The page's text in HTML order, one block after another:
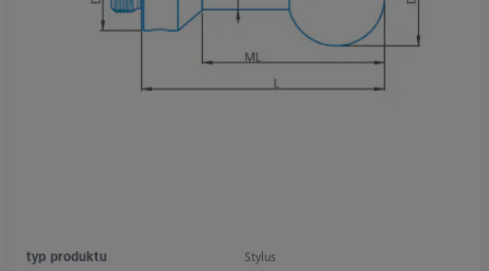
typ produktu
Stylus